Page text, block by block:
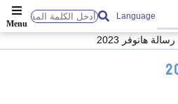
Language
رسالة هانوفر 2023